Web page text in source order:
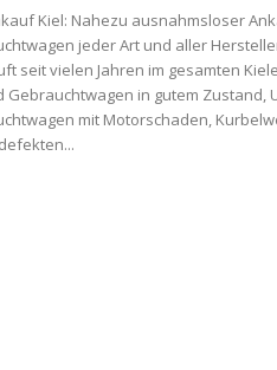
Kiel: Nahezu ausnahmsloser
jeder Art und aller
seit vielen Jahren im gesamten
Gebrauchtwagen in gutem Zustand,
mit Motorschaden,